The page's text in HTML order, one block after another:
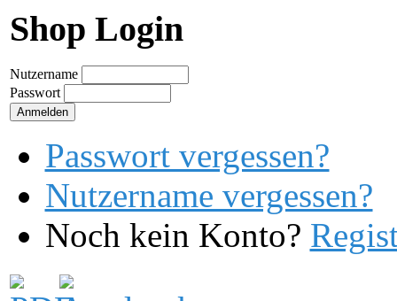
Shop Login
Nutzername
Passwort
Passwort vergessen?
Nutzername vergessen?
Noch kein Konto?